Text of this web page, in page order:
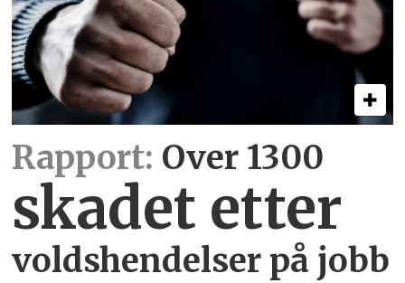
Rapport: Over 1300
skadet etter
voldshendelser på jobb